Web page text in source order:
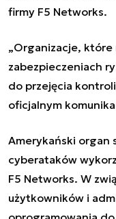
firmy F5 Networks.
„Organizacje,
zabezpieczeniach
do przejęcia
oficjalnym
Amerykański organ
cyberataków
F5 Networks. W
użytkowników i